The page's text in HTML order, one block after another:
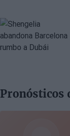
Pronósticos